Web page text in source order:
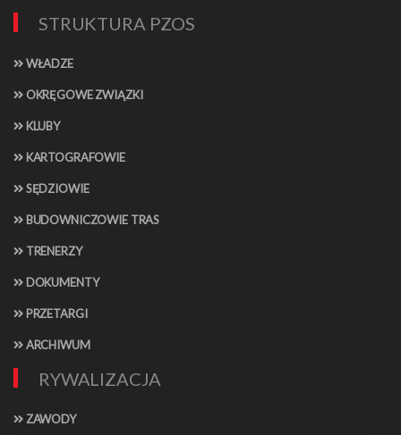
STRUKTURA PZOS
WŁADZE
OKRĘGOWE ZWIĄZKI
KLUBY
KARTOGRAFOWIE
SĘDZIOWIE
BUDOWNICZOWIE TRAS
TRENERZY
DOKUMENTY
PRZETARGI
ARCHIWUM
RYWALIZACJA
ZAWODY